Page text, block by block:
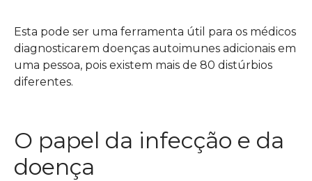
Esta pode ser uma ferramenta útil para os médicos
diagnosticarem doenças autoimunes adicionais em
uma pessoa, pois existem mais de 80 distúrbios
diferentes.
O papel da infecção e da
doença